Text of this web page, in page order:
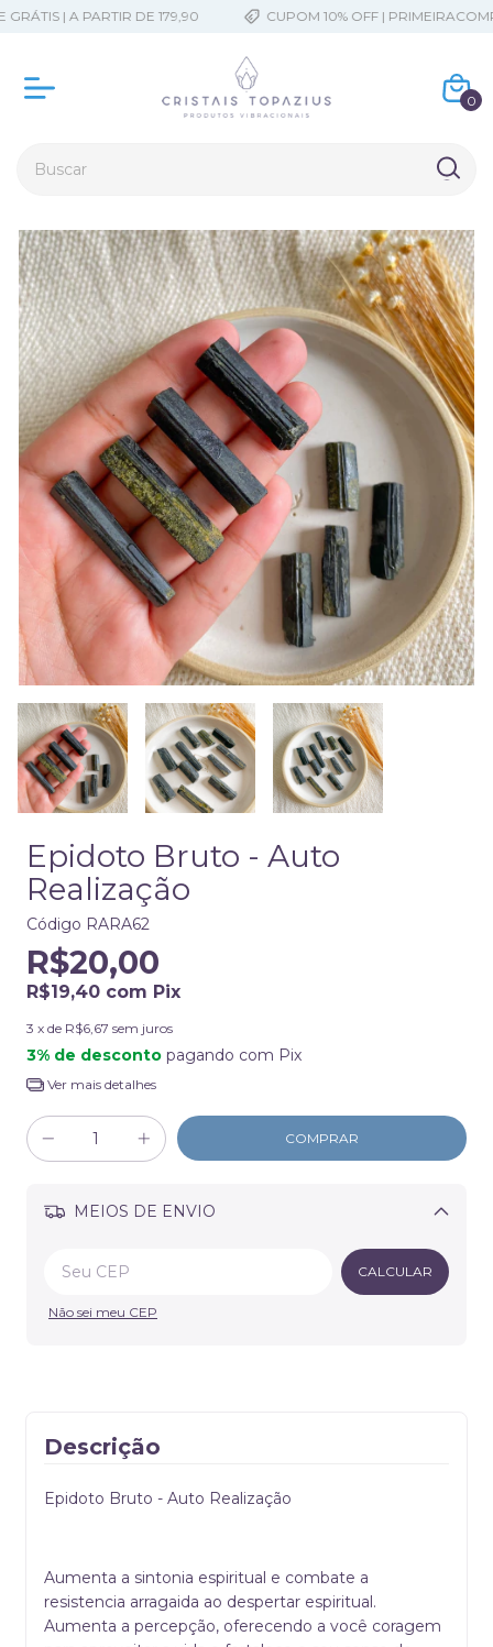
| A PARTIR DE 179,90 CUPOM 10% OFF |
0
Epidoto Bruto - Auto
Realização
Código RARA62
R$20,00
R$19,40 com Pix
3 x de R$6,67 sem juros
3% de desconto pagando com Pix
Ver mais detalhes
MEIOS DE ENVIO
Alterar CEP
CALCULAR
Não sei meu CEP
Descrição
Epidoto Bruto - Auto Realização
Aumenta a sintonia espiritual e combate a
resistencia arragaida ao despertar espiritual.
Aumenta a percepção, oferecendo a você coragem